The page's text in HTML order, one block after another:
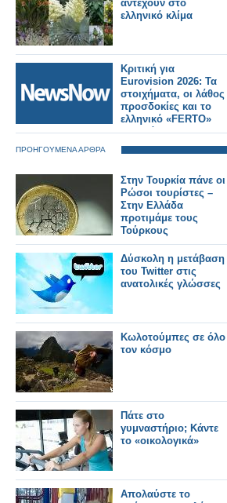
αντέχουν στο
ελληνικό κλίμα
Κριτική για
Eurovision 2026: Τα
στοιχήματα, οι λάθος
προσδοκίες και το
ελληνικό «FERTO»
που χάθηκε στη
σκηνή
ΠΡΟΗΓΟΥΜΕΝΑ ΑΡΘΡΑ
Στην Τουρκία πάνε οι
Ρώσοι τουρίστες –
Στην Ελλάδα
προτιμάμε τους
Τούρκους
Δύσκολη η μετάβαση
του Twitter στις
ανατολικές γλώσσες
Κωλοτούμπες σε όλο
τον κόσμο
Πάτε στο
γυμναστήριο; Κάντε
το «οικολογικά»
Απολαύστε το